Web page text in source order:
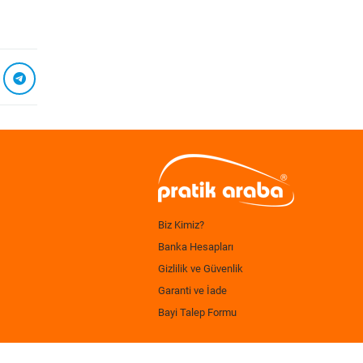
Biz Kimiz?
Banka Hesapları
Gizlilik ve Güvenlik
Garanti ve İade
Bayi Talep Formu